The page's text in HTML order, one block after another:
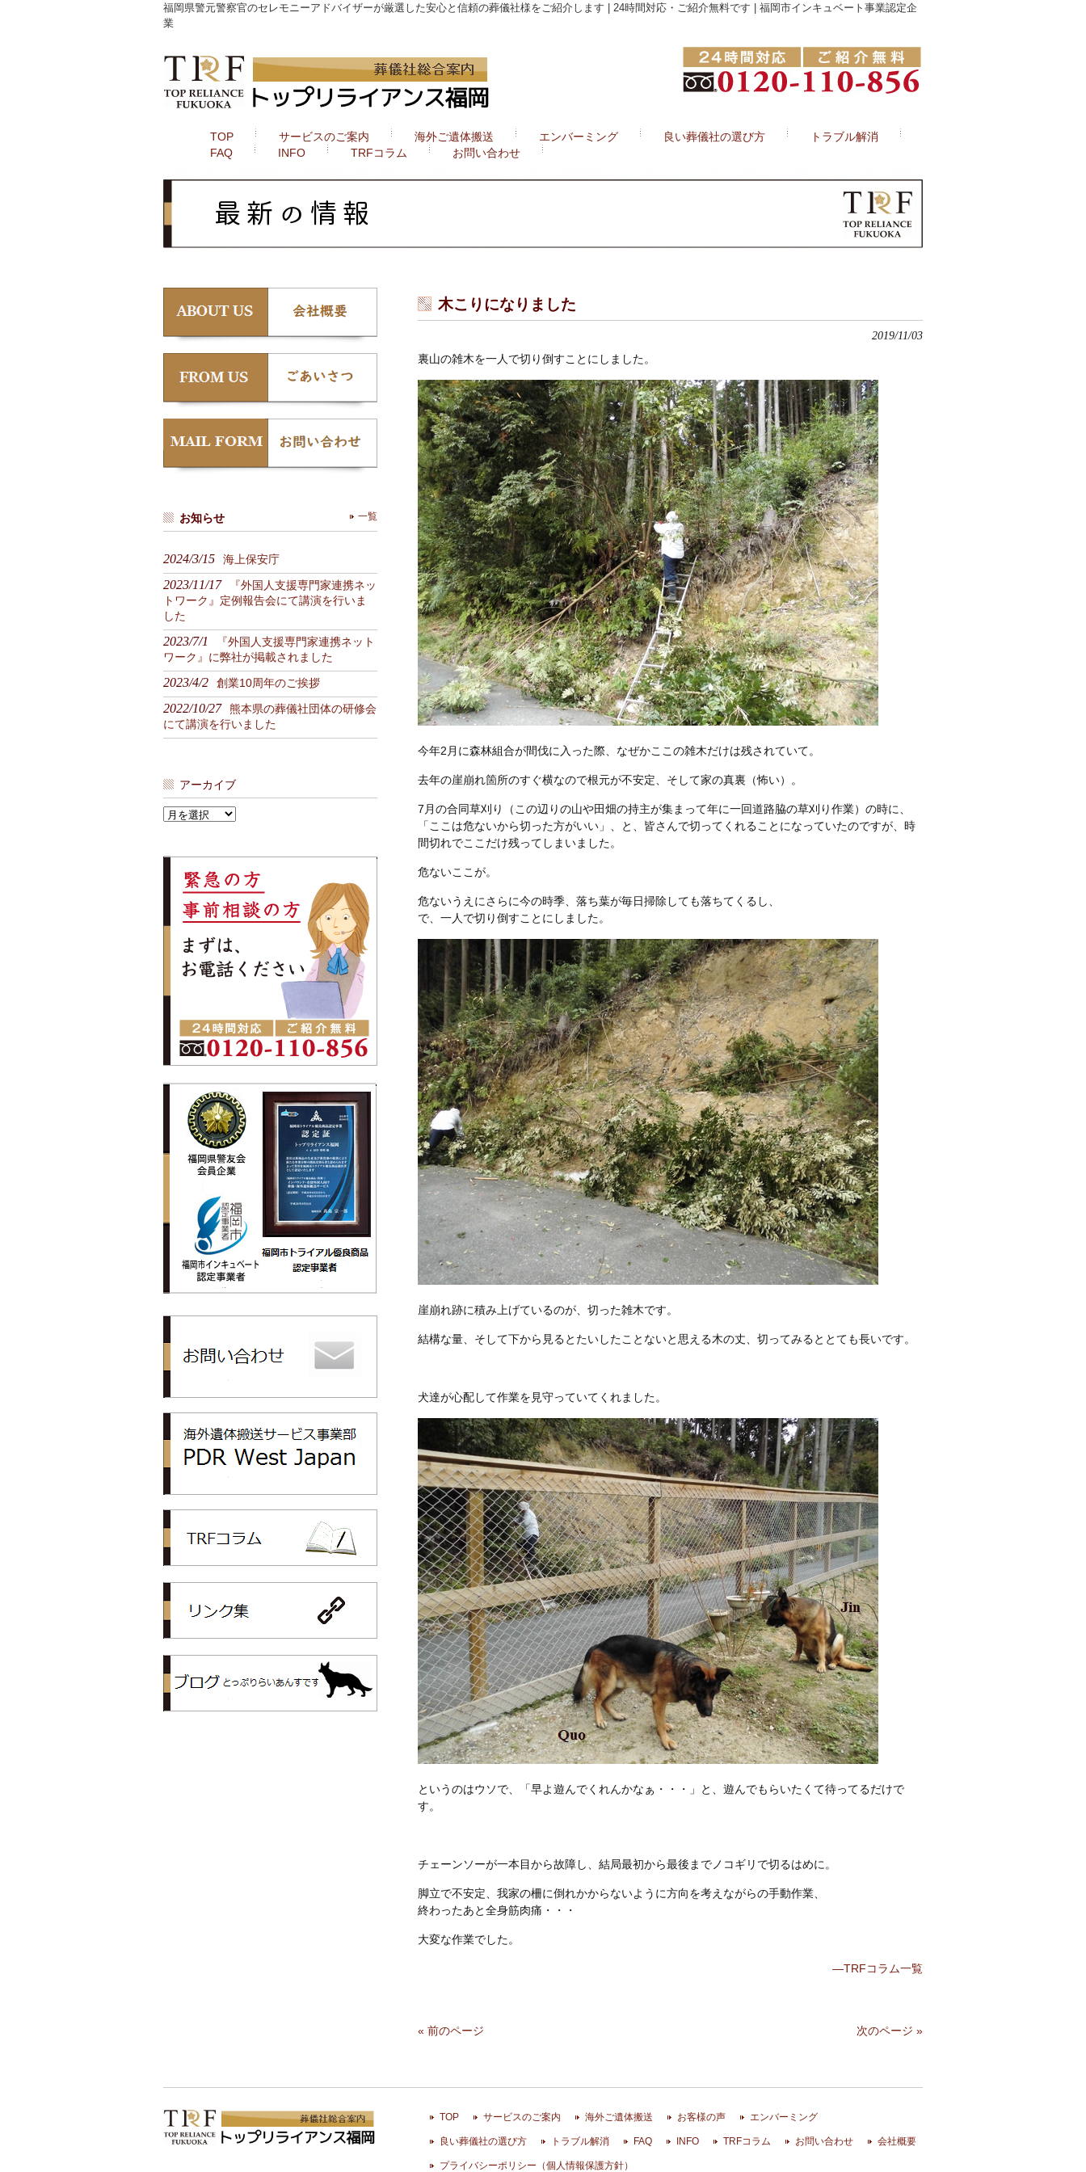
福岡県警元警察官のセレモニーアドバイザーが厳選した安心と信頼の葬儀社様をご紹介します | 24時間対応・ご紹介無料です | 福岡市インキュベート事業認定企
業
TOP サービスのご案内 海外ご遺体搬送 エンバーミング 良い葬儀社の選び方
トラブル解消
FAQ
INFO TRFコラム お問い合わせ
木こりになりました
2019/11/03
裏山の雑木を一人で切り倒すことにしました。
今年2月に森林組合が間伐に入った際、なぜかここの雑木だけは残されていて。
去年の崖崩れ箇所のすぐ横なので根元が不安定、そして家の真裏（怖い）。
7月の合同草刈り（この辺りの山や田畑の持主が集まって年に一回道路脇の草刈り作業）の時に、
「ここは危ないから切った方がいい」、と、皆さんで切ってくれることになっていたのですが、時
間切れでここだけ残ってしまいました。
危ないここが。
危ないうえにさらに今の時季、落ち葉が毎日掃除しても落ちてくるし、
で、一人で切り倒すことにしました。
崖崩れ跡に積み上げているのが、切った雑木です。
結構な量、そして下から見るとたいしたことないと思える木の丈、切ってみるととても長いです。
犬達が心配して作業を見守っていてくれました。
というのはウソで、「早よ遊んでくれんかなぁ・・・」と、遊んでもらいたくて待ってるだけで
す。
チェーンソーが一本目から故障し、結局最初から最後までノコギリで切るはめに。
脚立で不安定、我家の柵に倒れかからないように方向を考えながらの手動作業、
終わったあと全身筋肉痛・・・
大変な作業でした。
—TRFコラム一覧
« 前のページ 次のページ »
お知らせ 一覧
2024/3/15 海上保安庁
2023/11/17
『外国人支援専門家連携ネッ
トワーク』定例報告会にて講演を行いま
した
2023/7/1
『外国人支援専門家連携ネット
ワーク』に弊社が掲載されました
2023/4/2 創業10周年のご挨拶
2022/10/27
熊本県の葬儀社団体の研修会
にて講演を行いました
アーカイブ
ア
TRFコラム
リンク集
トップリライアンス福岡代表ブログ
TOP サービスのご案内 海外ご遺体搬送 お客様の声 エンバーミング
良い葬儀社の選び方 トラブル解消 FAQ INFO TRFコラム お問い合わせ 会社概要
プライバシーポリシー（個人情報保護方針）